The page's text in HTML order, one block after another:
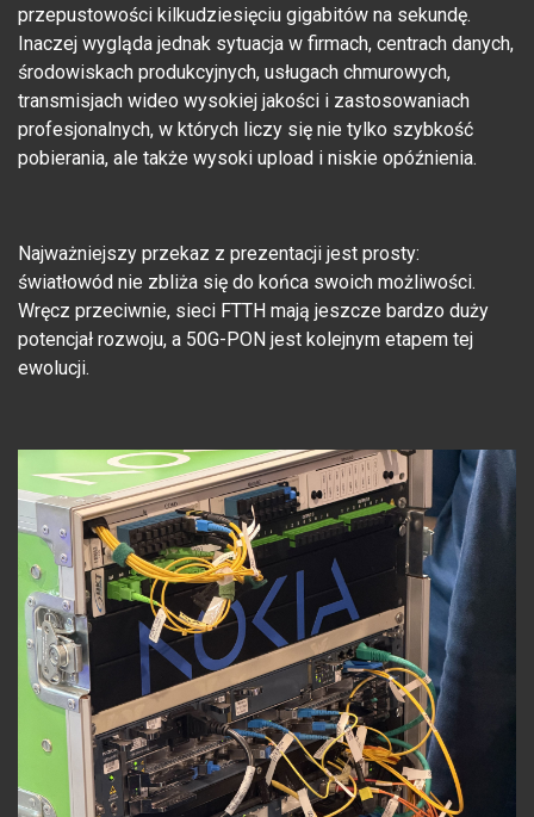
przepustowości kilkudziesięciu gigabitów na sekundę.
Inaczej wygląda jednak sytuacja w firmach, centrach danych,
środowiskach produkcyjnych, usługach chmurowych,
transmisjach wideo wysokiej jakości i zastosowaniach
profesjonalnych, w których liczy się nie tylko szybkość
pobierania, ale także wysoki upload i niskie opóźnienia.
Najważniejszy przekaz z prezentacji jest prosty:
światłowód nie zbliża się do końca swoich możliwości.
Wręcz przeciwnie, sieci FTTH mają jeszcze bardzo duży
potencjał rozwoju, a 50G-PON jest kolejnym etapem tej
ewolucji.